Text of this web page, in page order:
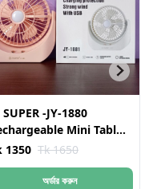
SUPER -JY-1880
Mini Table
With LED Light
1350 Tk 1650
অর্ডার করুন